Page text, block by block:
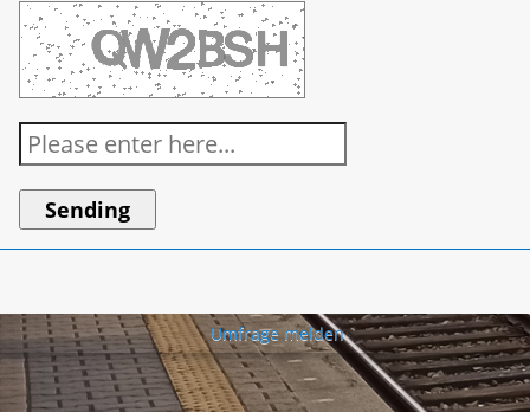
Umfrage melden